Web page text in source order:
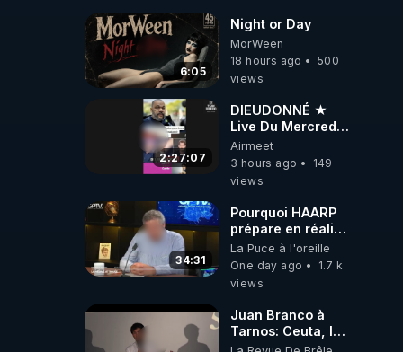
6:05
Night or Day
MorWeen
18 hours ago
500
views
2:27:07
DIEUDONNÉ ★
Live Du Mercredi
5 Août 2026
Airmeet
3 hours ago
149
views
34:31
Pourquoi HAARP
prépare en réalité
un CHAOS
climatique, on
répond
La Puce à l'oreille
One day ago
1.7 k
views
Juan Branco à
Tarnos: Ceuta, le
narcotrafic et le